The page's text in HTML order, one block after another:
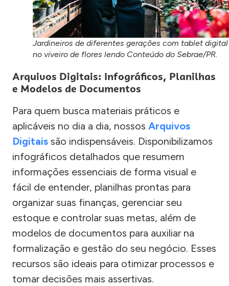
Jardineiros de diferentes gerações com tablet digital
no viveiro de flores lendo Conteúdo do Sebrae/PR.
Arquivos Digitais: Infográficos, Planilhas
e Modelos de Documentos
Para quem busca materiais práticos e
aplicáveis no dia a dia, nossos Arquivos
Digitais são indispensáveis. Disponibilizamos
infográficos detalhados que resumem
informações essenciais de forma visual e
fácil de entender, planilhas prontas para
organizar suas finanças, gerenciar seu
estoque e controlar suas metas, além de
modelos de documentos para auxiliar na
formalização e gestão do seu negócio. Esses
recursos são ideais para otimizar processos e
tomar decisões mais assertivas.